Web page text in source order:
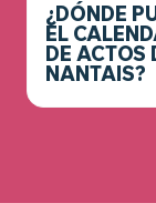
¿DÓNDE
EL
DE ACTOS
NANTAIS?